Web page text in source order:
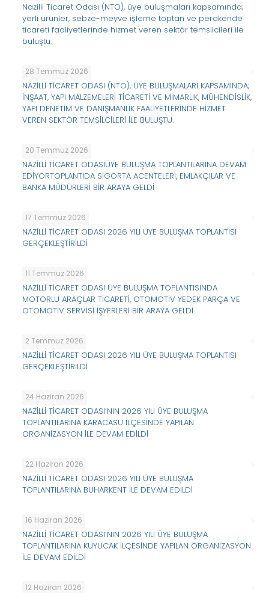
Nazilli Ticaret Odası (NTO), üye buluşmaları kapsamında;
yerli ürünler, sebze-meyve işleme toptan ve perakende
ticareti faaliyetlerinde hizmet veren sektör temsilcileri ile
buluştu.
28 Temmuz 2026
NAZİLLİ TİCARET ODASI (NTO), ÜYE BULUŞMALARI KAPSAMINDA;
İNŞAAT, YAPI MALZEMELERİ TİCARETİ VE MİMARLIK, MÜHENDİSLİK,
YAPI DENETİM VE DANIŞMANLIK FAALİYETLERİNDE HİZMET
VEREN SEKTÖR TEMSİLCİLERİ İLE BULUŞTU.
20 Temmuz 2026
NAZİLLİ TİCARET ODASIÜYE BULUŞMA TOPLANTILARINA DEVAM
EDİYORTOPLANTIDA SİGORTA ACENTELERİ, EMLAKÇILAR VE
BANKA MÜDÜRLERİ BİR ARAYA GELDİ
17 Temmuz 2026
NAZİLLİ TİCARET ODASI 2026 YILI ÜYE BULUŞMA TOPLANTISI
GERÇEKLEŞTİRİLDİ
11 Temmuz 2026
NAZİLLİ TİCARET ODASI ÜYE BULUŞMA TOPLANTISINDA
MOTORLU ARAÇLAR TİCARETİ, OTOMOTİV YEDEK PARÇA VE
OTOMOTİV SERVİSİ İŞYERLERİ BİR ARAYA GELDİ
2 Temmuz 2026
NAZİLLİ TİCARET ODASI 2026 YILI ÜYE BULUŞMA TOPLANTISI
GERÇEKLEŞTİRİLDİ
24 Haziran 2026
NAZİLLİ TİCARET ODASI’NIN 2026 YILI ÜYE BULUŞMA
TOPLANTILARINA KARACASU İLÇESİNDE YAPILAN
ORGANİZASYON İLE DEVAM EDİLDİ
22 Haziran 2026
NAZİLLİ TİCARET ODASI 2026 YILI ÜYE BULUŞMA
TOPLANTILARINA BUHARKENT İLE DEVAM EDİLDİ
16 Haziran 2026
NAZİLLİ TİCARET ODASI’NIN 2026 YILI ÜYE BULUŞMA
TOPLANTILARINA KUYUCAK İLÇESİNDE YAPILAN ORGANİZASYON
İLE DEVAM EDİLDİ
12 Haziran 2026